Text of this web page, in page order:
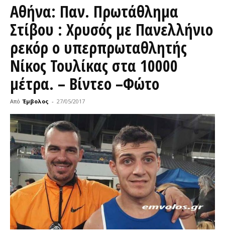
Αθήνα: Παν. Πρωτάθλημα
Στίβου : Χρυσός με Πανελλήνιο
ρεκόρ ο υπερπρωταθλητής
Νίκος Τουλίκας στα 10000
μέτρα. – Βίντεο –Φώτο
Από Έμβολος - 27/05/2017